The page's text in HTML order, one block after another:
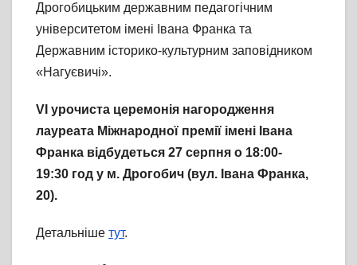
Дрогобицьким державним педагогічним
університетом імені Івана Франка та
Державним історико-культурним заповідником
«Нагуєвичі».
VI урочиста церемонія нагородження
лауреата Міжнародної премії імені Івана
Франка відбудеться 27 серпня о 18:00-
19:30 год у м. Дрогобич (вул. Івана Франка,
20).
Детальніше тут.